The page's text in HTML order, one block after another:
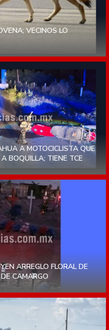
VECINOS LO
A MOTOCICLISTA QUE
BOQUILLA; TIENE TCE
ARREGLO FLORAL DE
CAMARGO